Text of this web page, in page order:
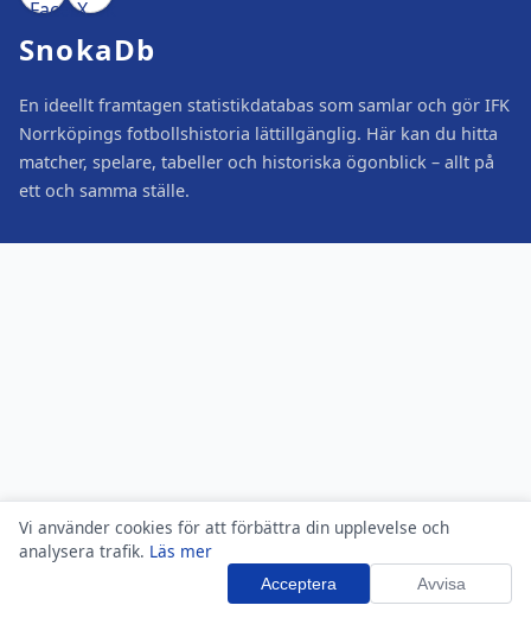
Vi använder cookies för att förbättra din upplevelse och
analysera trafik. Läs mer
Acceptera Avvisa
SnokaDb
En ideellt framtagen statistikdatabas som samlar och gör IFK
Norrköpings fotbollshistoria lättillgänglig. Här kan du hitta
matcher, spelare, tabeller och historiska ögonblick – allt på
ett och samma ställe.